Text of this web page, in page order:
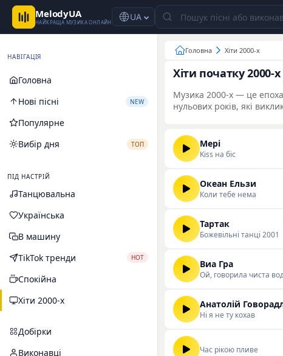
MelodyUA
НАЙКРАЩА МУЗИКА ОНЛАЙН UA
НАВІГАЦІЯ
Головна
Нові пісні
NEW
Популярне
Вибір дня
ТОП
ПІД НАСТРІЙ
Танцювальна
Українська
В машину
TikTok тренди
HOT
Спокійна
Хіти 2000-х
Добірки
Виконавці
Головна Хіти 2000-х
Хіти початку 2000-х
Музика 2000-х — це епоха
нульових років, які
Мері
Kiss на біс
Океан Ельзи
Коли тебе нема
Тартак
Божевiльнi танцi 2001
Виа Гра
Ой, говорила чиста
Анатолій
Ні я не ту кохав
Час рiкою пливе